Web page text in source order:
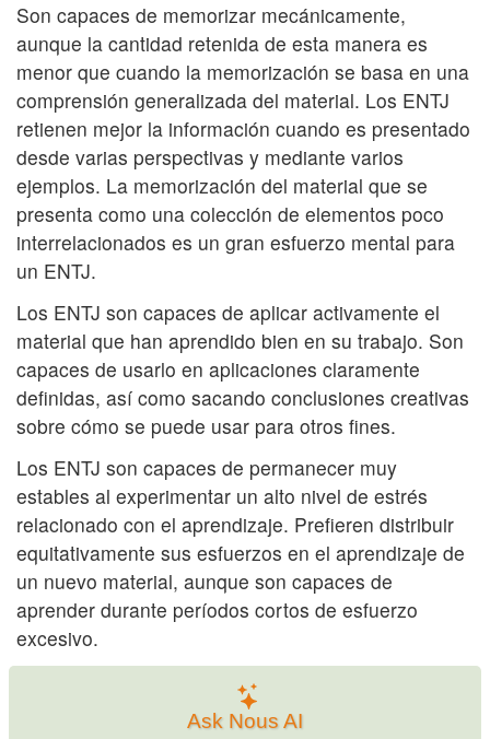
Son capaces de memorizar mecánicamente,
aunque la cantidad retenida de esta manera es
menor que cuando la memorización se basa en una
comprensión generalizada del material. Los ENTJ
retienen mejor la información cuando es presentado
desde varias perspectivas y mediante varios
ejemplos. La memorización del material que se
presenta como una colección de elementos poco
interrelacionados es un gran esfuerzo mental para
un ENTJ.
Los ENTJ son capaces de aplicar activamente el
material que han aprendido bien en su trabajo. Son
capaces de usarlo en aplicaciones claramente
definidas, así como sacando conclusiones creativas
sobre cómo se puede usar para otros fines.
Los ENTJ son capaces de permanecer muy
estables al experimentar un alto nivel de estrés
relacionado con el aprendizaje. Prefieren distribuir
equitativamente sus esfuerzos en el aprendizaje de
un nuevo material, aunque son capaces de
aprender durante períodos cortos de esfuerzo
excesivo.
Ask Nous AI